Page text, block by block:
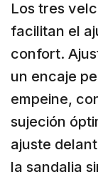
Los tres
facilitan el
confort.
un encaje
empeine,
sujeción
ajuste
la sandalia